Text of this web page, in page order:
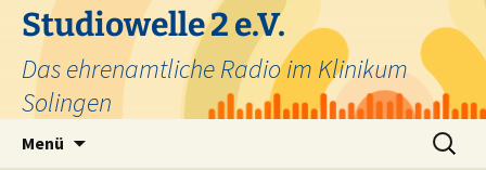
Zum
Inhalt
springen
Studiowelle 2 e.V.
Das ehrenamtliche Radio im Klinikum
Solingen
Menü
Suchen
nach: